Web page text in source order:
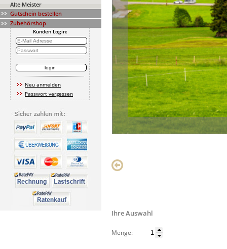
Alte Meister
Gutschein bestellen
Zubehörshop
Kunden Login:
Neu anmelden
Passwort vergessen
Ihre Auswahl
Menge: